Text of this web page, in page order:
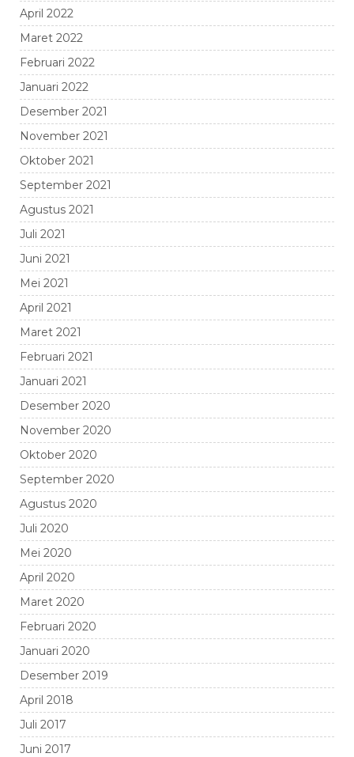
April 2022
Maret 2022
Februari 2022
Januari 2022
Desember 2021
November 2021
Oktober 2021
September 2021
Agustus 2021
Juli 2021
Juni 2021
Mei 2021
April 2021
Maret 2021
Februari 2021
Januari 2021
Desember 2020
November 2020
Oktober 2020
September 2020
Agustus 2020
Juli 2020
Mei 2020
April 2020
Maret 2020
Februari 2020
Januari 2020
Desember 2019
April 2018
Juli 2017
Juni 2017